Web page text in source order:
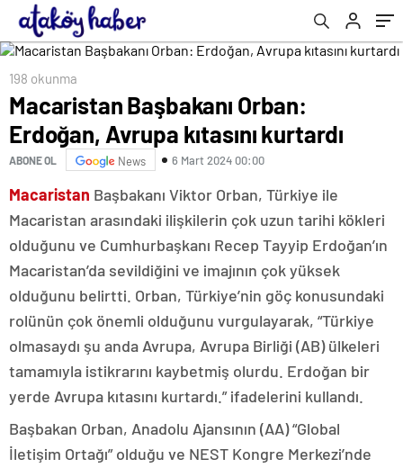
198 okunma
Macaristan Başbakanı Orban:
Erdoğan, Avrupa kıtasını kurtardı
ABONE OL News 6 Mart 2024 00:00
Macaristan Başbakanı Viktor Orban, Türkiye ile
Macaristan arasındaki ilişkilerin çok uzun tarihi kökleri
olduğunu ve Cumhurbaşkanı Recep Tayyip Erdoğan’ın
Macaristan’da sevildiğini ve imajının çok yüksek
olduğunu belirtti. Orban, Türkiye’nin göç konusundaki
rolünün çok önemli olduğunu vurgulayarak, “Türkiye
olmasaydı şu anda Avrupa, Avrupa Birliği (AB) ülkeleri
tamamıyla istikrarını kaybetmiş olurdu. Erdoğan bir
yerde Avrupa kıtasını kurtardı.” ifadelerini kullandı.
Başbakan Orban, Anadolu Ajansının (AA) “Global
İletişim Ortağı” olduğu ve NEST Kongre Merkezi’nde